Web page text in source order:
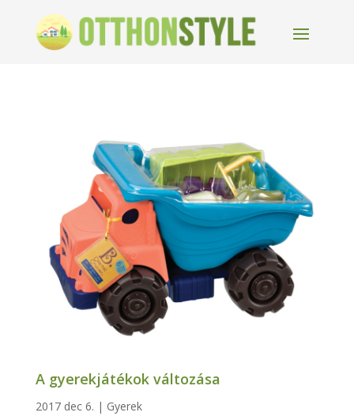
A gyerekjátékok változása
2017 dec 6. | Gyerek